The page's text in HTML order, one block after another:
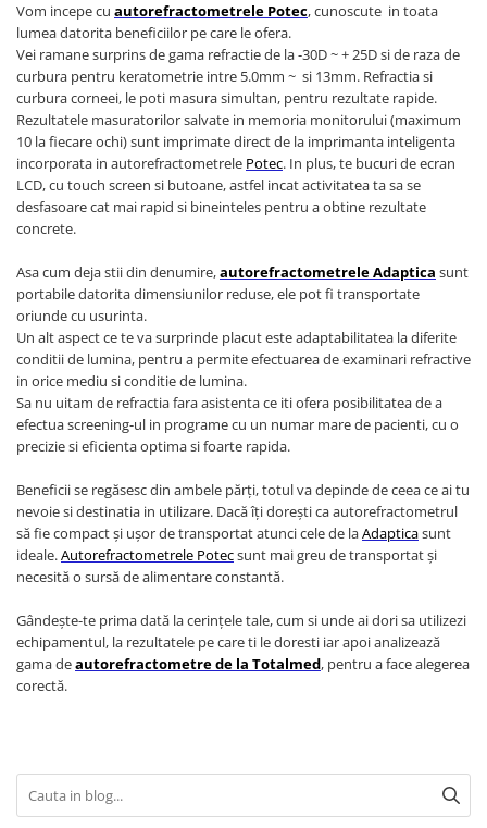
Exoftalmometre
Foroptere
Freze AlgerBrush II
Fundus Camera
Glucometre
Holtere
Incubatoare
Injectomate si infuzomate
Lampi bactericide si Dispozitive de
Dezinfectare
Lampi de operatie si medicale
Laringoscoape
Lensmetre
Lentile de diagnostic
Lupe chirurgicale
Masini de sflefuit lentile
Mese chirurgicale oftalmologice
Monitoare fetale
Monitoare pacient
Negatoscoape
optica
Oftalmoscoape
Vom incepe cu autorefractometrele Potec, cunoscute in toata
lumea datorita beneficiilor pe care le ofera.
Vei ramane surprins de gama refractie de la -30D ~ + 25D si de raza de
curbura pentru keratometrie intre 5.0mm ~ si 13mm. Refractia si
curbura corneei, le poti masura simultan, pentru rezultate rapide.
Rezultatele masuratorilor salvate in memoria monitorului (maximum
10 la fiecare ochi) sunt imprimate direct de la imprimanta inteligenta
incorporata in autorefractometrele Potec. In plus, te bucuri de ecran
LCD, cu touch screen si butoane, astfel incat activitatea ta sa se
desfasoare cat mai rapid si bineinteles pentru a obtine rezultate
concrete.
Asa cum deja stii din denumire,autorefractometrele Adaptica sunt
portabile datorita dimensiunilor reduse, ele pot fi transportate
oriunde cu usurinta.
Un alt aspect ce te va surprinde placut este adaptabilitatea la diferite
conditii de lumina, pentru a permite efectuarea de examinari refractive
in orice mediu si conditie de lumina.
Sa nu uitam de refractia fara asistenta ce iti ofera posibilitatea de a
efectua screening-ul in programe cu un numar mare de pacienti, cu o
precizie si eficienta optima si foarte rapida.
Beneficii se regăsesc din ambele părți, totul va depinde de ceea ce ai tu
nevoie si destinatia in utilizare. Dacă îți dorești ca autorefractometrul
să fie compact și ușor de transportat atunci cele de laAdapticasunt
ideale.Autorefractometrele Potecsunt mai greu de transportat și
necesită o sursă de alimentare constantă.
Gândește-te prima dată la cerințele tale, cum si unde ai dori sa utilizezi
echipamentul, la rezultatele pe care ti le doresti iar apoi analizează
gama deautorefractometre de la Totalmed, pentru a face alegerea
corectă.